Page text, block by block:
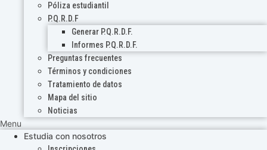
Póliza estudiantil
P.Q.R.D.F
Generar P.Q.R.D.F.
Informes P.Q.R.D.F.
Preguntas frecuentes
Términos y condiciones
Tratamiento de datos
Mapa del sitio
Noticias
Menu
Estudia con nosotros